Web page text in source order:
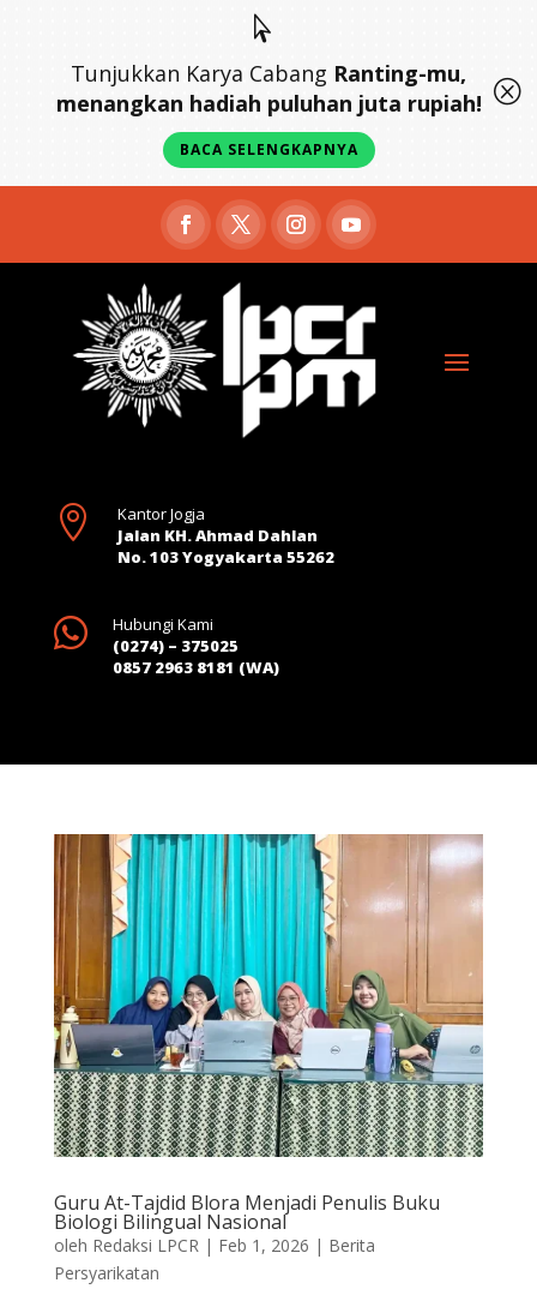

Tunjukkan Karya Cabang Ranting-mu,
menangkan hadiah puluhan juta rupiah!
BACA SELENGKAPNYA
Q

Kantor Jogja
Jalan KH. Ahmad Dahlan
No. 103 Yogyakarta 55262

Hubungi Kami
(0274) – 375025
0857 2963 8181 (WA)
Guru At-Tajdid Blora Menjadi Penulis Buku
Biologi Bilingual Nasional
oleh Redaksi LPCR | Feb 1, 2026 | Berita
Persyarikatan